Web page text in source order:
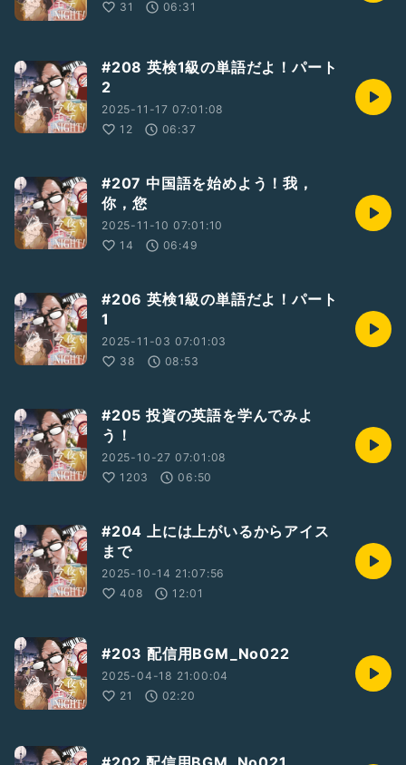
31
06:31
#208 英検1級の単語だよ！パート
2
2025-11-17 07:01:08
12
06:37
#207 中国語を始めよう！我，
你，您
2025-11-10 07:01:10
14
06:49
#206 英検1級の単語だよ！パート
1
2025-11-03 07:01:03
38
08:53
#205 投資の英語を学んでみよ
う！
2025-10-27 07:01:08
1203
06:50
#204 上には上がいるからアイス
まで
2025-10-14 21:07:56
408
12:01
#203 配信用BGM_No022
2025-04-18 21:00:04
21
02:20